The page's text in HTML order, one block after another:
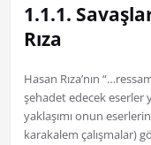
1.1.1.
Rıza
Hasan Rıza’nın
şehadet edecek eserler
yaklaşımı onun
karakalem çalışmalar)